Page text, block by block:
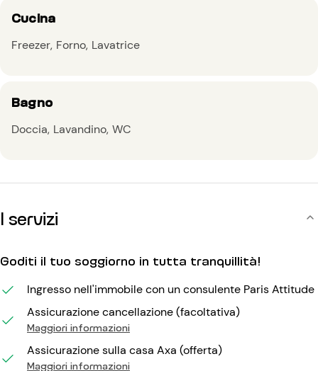
Cucina
Freezer Forno Lavatrice
Bagno
Doccia Lavandino WC
I servizi
Goditi il tuo soggiorno in tutta tranquillità!
Ingresso nell'immobile con un consulente Paris Attitude
Assicurazione cancellazione (facoltativa)
Maggiori informazioni
Assicurazione sulla casa Axa (offerta)
Maggiori informazioni